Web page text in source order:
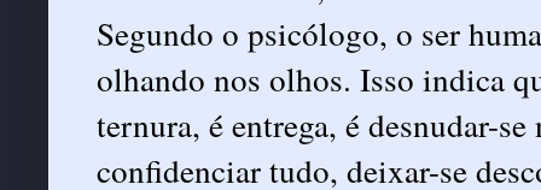
Segundo o psicólogo, o ser
olhando nos olhos. Isso indica
ternura, é entrega, é desnudar-
confidenciar tudo, deixar-se